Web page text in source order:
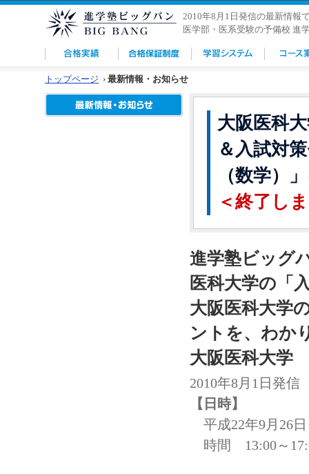
2010年8月1日発信の最新情報
医学部・医系受験の予備校 進
トップページ › 最新情報・お知らせ
大阪医科
＆入試対
（数学）
＜終了し
進学塾ビッグ
医科大学の「
大阪医科大学
ントを、わか
大阪医科大学
2010年8月1日発信
【日時】
平成22年9月26
時間 13:00～